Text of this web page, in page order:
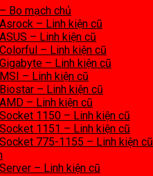
Bo mạch chủ
– Linh kiện cũ
– Linh kiện cũ
– Linh kiện cũ
– Linh kiện cũ
– Linh kiện cũ
– Linh kiện cũ
– Linh kiện cũ
1150 – Linh kiện cũ
1151 – Linh kiện cũ
775-1155 – Linh kiện cũ
– Linh kiện cũ